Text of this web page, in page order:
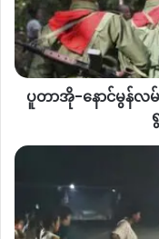
လက်ရှိချိန်ထိ မဖမ်းဆီးနို
KNG စုစည်းထားတဲ့စာရ
ဇန်နဝါရီလမှာ ခိုးဆိုးလု
မတ်လ ၁၀ ကြိမ်နဲ့ ဧပြီလ
တာ ဖြစ်ပါတယ်။
ဒီအချက်အလက်တွေဟ
အသင်းတွေနဲ့ ဒေသခံ
လမ်း
ပိုင်း
ကို
စစ်
ကောင်စီ
တပ်
ထ
က
ပူတာအို-နောင်မွန်လ
မြစ်
မြို့
မှာ